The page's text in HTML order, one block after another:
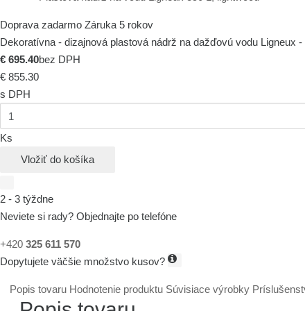
Doprava zadarmo Záruka 5 rokov
Dekoratívna - dizajnová plastová nádrž na dažďovú vodu Ligneux -
€ 695.40bez DPH
€ 855.30
s DPH
Ks
Vložiť do košíka
2 - 3 týždne
Neviete si rady? Objednajte po telefóne
+420 325 611 570
Dopytujete väčšie množstvo kusov?
Popis tovaru Hodnotenie produktu Súvisiace výrobky